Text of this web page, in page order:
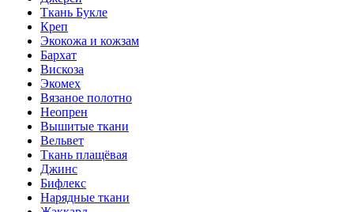
Ткань Букле
Креп
Экокожа и кожзам
Бархат
Вискоза
Экомех
Вязаное полотно
Неопрен
Вышитые ткани
Вельвет
Ткань плащёвая
Джинс
Бифлекс
Нарядные ткани